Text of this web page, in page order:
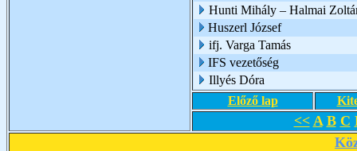
Hunti Mihály – Halmai
Huszerl József
ifj. Varga Tamás
IFS vezetőség
Illyés Dóra
Előző lap
<< A B C